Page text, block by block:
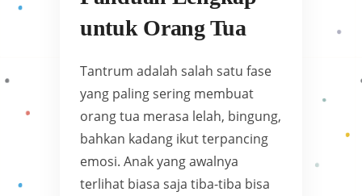
untuk Orang Tua
Tantrum adalah salah satu fase
yang paling sering membuat
orang tua merasa lelah, bingung,
bahkan kadang ikut terpancing
emosi. Anak yang awalnya
terlihat biasa saja tiba-tiba bisa